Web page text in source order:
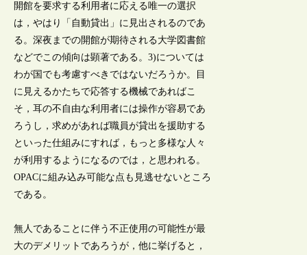
開館を要求する利用者に応える唯一の選択
は，やはり「自動貸出」に見出されるのであ
る。深夜までの開館が期待される大学図書館
などでこの傾向は顕著である。3)については
わが国でも考慮すべきではないだろうか。目
に見えるかたちで応答する機械であればこ
そ，耳の不自由な利用者には操作が容易であ
ろうし，求めがあれば職員が貸出を援助する
といった仕組みにすれば，もっと多様な人々
が利用するようになるのでは，と思われる。
OPACに組み込み可能な点も見逃せないところ
である。
無人であることに伴う不正使用の可能性が最
大のデメリットであろうが，他に挙げると，